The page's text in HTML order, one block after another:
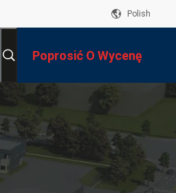
Polish
Poprosić O Wycenę